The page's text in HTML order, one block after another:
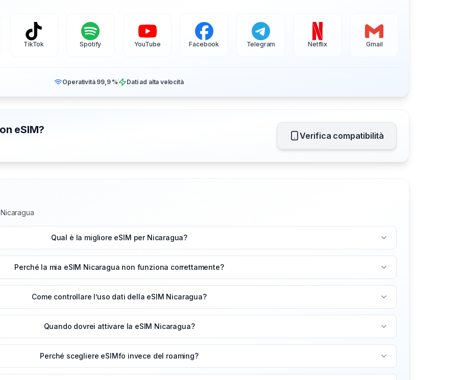
TikTok Spotify YouTube Facebook Telegram Netflix Gmail
Operatività 99,9 % Dati ad alta velocità
eSIM? Verifica compatibilità
Qual è la migliore eSIM per Nicaragua?
Perché la mia eSIM Nicaragua non funziona correttamente?
Come controllare l’uso dati della eSIM Nicaragua?
Quando dovrei attivare la eSIM Nicaragua?
Perché scegliere eSIMfo invece del roaming?